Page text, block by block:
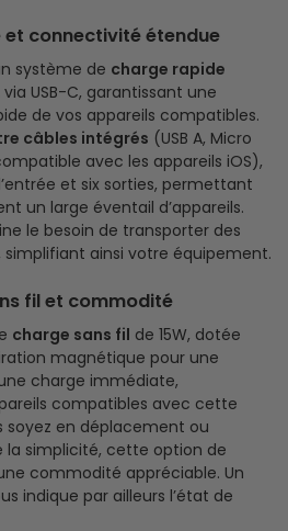
et connectivité étendue
système de charge rapide
USB-C, garantissant une
de vos appareils compatibles.
câbles intégrés (USB A, Micro
avec les appareils iOS),
et six sorties, permettant
un large éventail d’appareils.
le besoin de transporter des
ainsi votre équipement.
fil et commodité
charge sans fil de 15W, dotée
magnétique pour une
charge immédiate,
compatibles avec cette
en déplacement ou
la simplicité, cette option de
commodité appréciable. Un
indique par ailleurs l’état de